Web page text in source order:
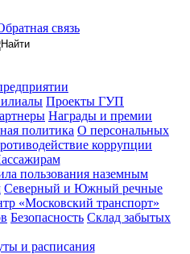
Проекты ГУП
Награды и премии
политика О персональных
коррупции
пользования наземным
Северный и Южный речные
«Московский транспорт»
Безопасность Склад забытых
и расписания